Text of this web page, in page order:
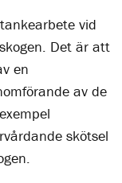
vid
Det är att
en
av de
skötsel